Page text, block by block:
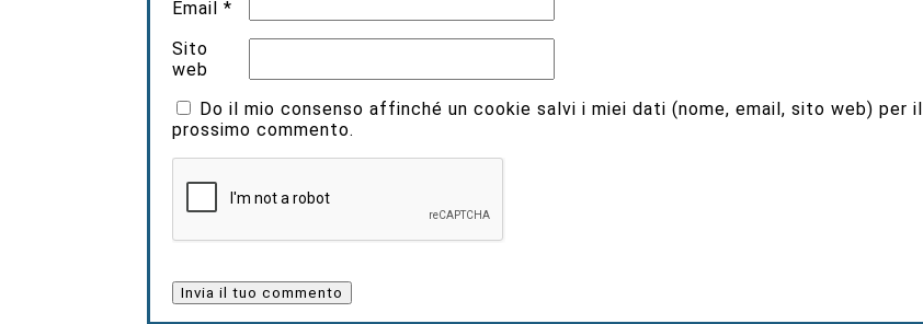
Email*
Sito
web
Do il mio consenso affinché un cookie salvi i miei dati (nome, email, sito web) per il
prossimo commento.